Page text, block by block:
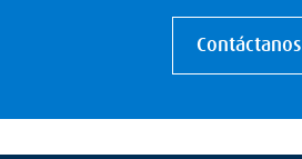
Contáctanos